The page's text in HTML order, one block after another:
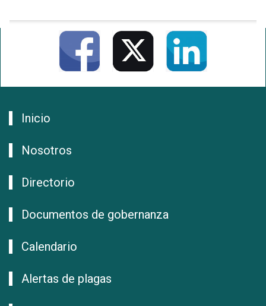
Inicio
Nosotros
Directorio
Documentos de gobernanza
Calendario
Alertas de plagas